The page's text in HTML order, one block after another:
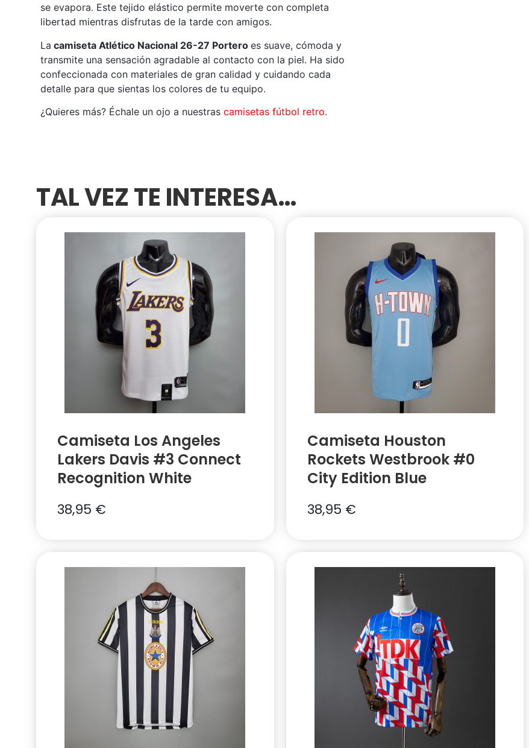
se evapora. Este tejido elástico permite moverte con completa
libertad mientras disfrutas de la tarde con amigos.
La camiseta Atlético Nacional 26-27 Portero es suave, cómoda y
transmite una sensación agradable al contacto con la piel. Ha sido
confeccionada con materiales de gran calidad y cuidando cada
detalle para que sientas los colores de tu equipo.
¿Quieres más? Échale un ojo a nuestrascamisetas fútbol retro.
TAL VEZ TE INTERESA…
Camiseta Los Angeles
Lakers Davis #3 Connect
Recognition White
38,95 €
Camiseta Houston
Rockets Westbrook #0
City Edition Blue
38,95 €